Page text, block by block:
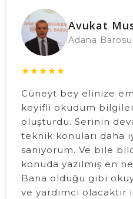
Avukat
Adana Barosu
★★★★★
Cüneyt bey elinize
keyifli okudum
oluşturdu. Serinin
teknik konuları daha
sanıyorum. Ve bile
konuda yazılmış en
Bana olduğu gibi
ve yardımcı